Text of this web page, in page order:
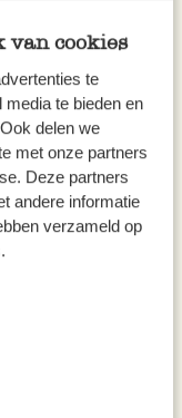
van cookies
te
te bieden en
delen we
met onze partners
Deze partners
andere informatie
verzameld op